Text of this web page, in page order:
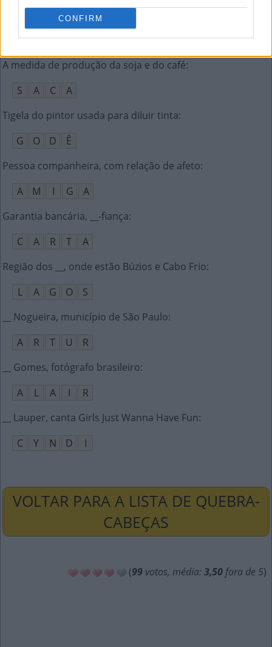
CONFIRM
Desconhecer, não ter o saber sobre algo
I
G N O R A
R
A medida de produção da soja e do café:
S
A C
A
Tigela do pintor usada para diluir tinta:
G
O D
Ê
Pessoa companheira, com relação de afeto:
A
M I G
A
Garantia bancária, __-fiança:
C
A R T
A
Região dos __, onde estão Búzios e Cabo Frio:
L
A G O
S
__ Nogueira, município de São Paulo:
A
R T U
R
__ Gomes, fotógrafo brasileiro:
A
L A I
R
__ Lauper, canta Girls Just Wanna Have Fun:
C
Y N D I
VOLTAR PARA A LISTA DE QUEBRA-
CABEÇAS
(99 votos, média: 3,50 fora de 5)